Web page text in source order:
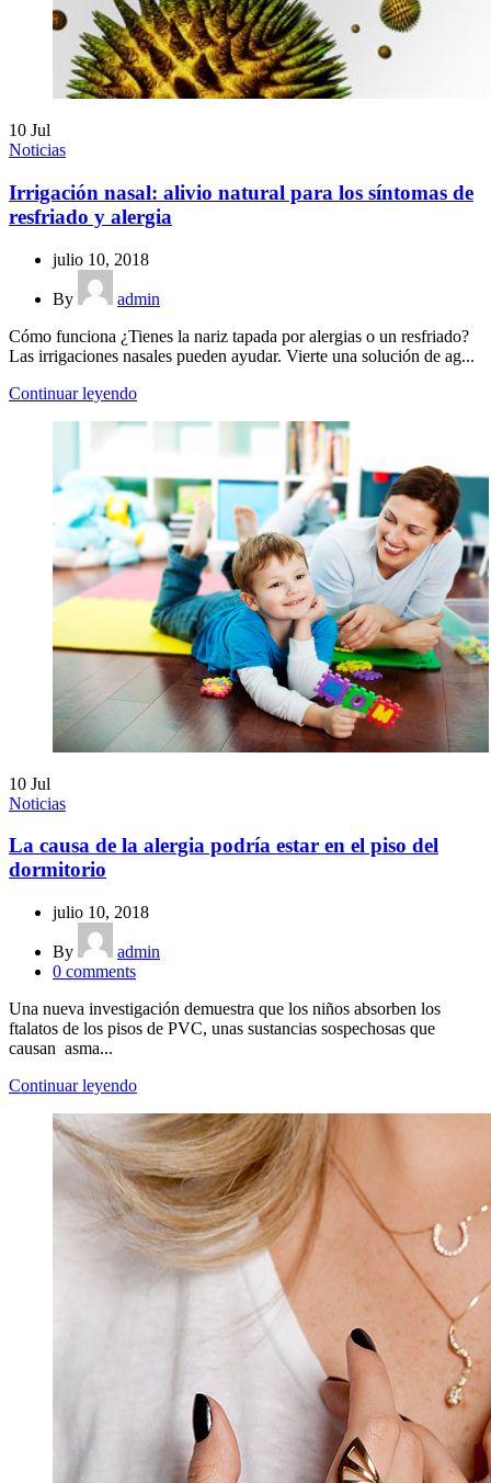
10 Jul
Noticias
Irrigación nasal: alivio natural para los síntomas de
resfriado y alergia
julio 10, 2018
By
admin
Cómo funciona ¿Tienes la nariz tapada por alergias o un resfriado?
Las irrigaciones nasales pueden ayudar. Vierte una solución de ag...
Continuar leyendo
10 Jul
Noticias
La causa de la alergia podría estar en el piso del
dormitorio
julio 10, 2018
By
admin
0 comments
Una nueva investigación demuestra que los niños absorben los
ftalatos de los pisos de PVC, unas sustancias sospechosas que
causan asma...
Continuar leyendo